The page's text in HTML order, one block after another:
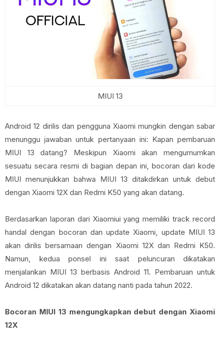
MIUI 13
Android 12 dirilis dan pengguna Xiaomi mungkin dengan sabar
menunggu jawaban untuk pertanyaan ini: Kapan pembaruan
MIUI 13 datang? Meskipun Xiaomi akan mengumumkan
sesuatu secara resmi di bagian depan ini, bocoran dari kode
MIUI menunjukkan bahwa MIUI 13 ditakdirkan untuk debut
dengan Xiaomi 12X dan Redmi K50 yang akan datang.
Berdasarkan laporan dari Xiaomiui yang memiliki track record
handal dengan bocoran dan update Xiaomi, update MIUI 13
akan dirilis bersamaan dengan Xiaomi 12X dan Redmi K50.
Namun, kedua ponsel ini saat peluncuran dikatakan
menjalankan MIUI 13 berbasis Android 11. Pembaruan untuk
Android 12 dikatakan akan datang nanti pada tahun 2022.
Bocoran MIUI 13 mengungkapkan debut dengan Xiaomi
12X